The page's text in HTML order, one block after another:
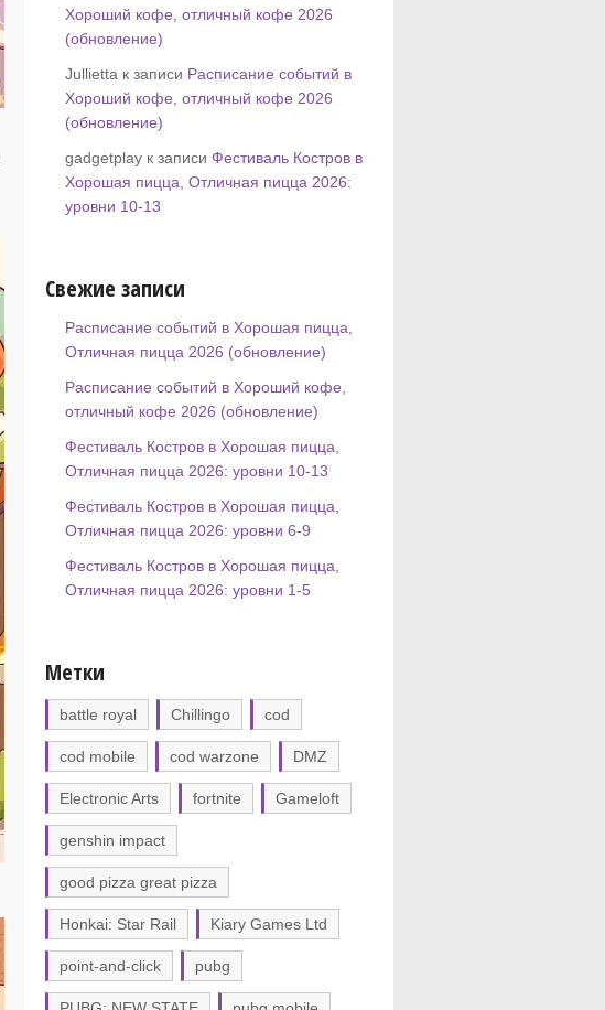
Хороший кофе, отличный кофе 2026
(обновление)
Jullietta к записи Расписание событий в
Хороший кофе, отличный кофе 2026
(обновление)
gadgetplay к записи Фестиваль Костров в
Хорошая пицца, Отличная пицца 2026:
уровни 10-13
Свежие записи
Расписание событий в Хорошая пицца,
Отличная пицца 2026 (обновление)
Расписание событий в Хороший кофе,
отличный кофе 2026 (обновление)
Фестиваль Костров в Хорошая пицца,
Отличная пицца 2026: уровни 10-13
Фестиваль Костров в Хорошая пицца,
Отличная пицца 2026: уровни 6-9
Фестиваль Костров в Хорошая пицца,
Отличная пицца 2026: уровни 1-5
Метки
battle royal Chillingo cod
cod mobile cod warzone DMZ
Electronic Arts fortnite Gameloft
genshin impact
good pizza great pizza
Honkai: Star Rail Kiary Games Ltd
point-and-click pubg